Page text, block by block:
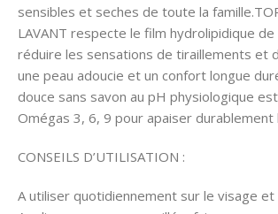
sensibles et seches de toute la
LAVANT respecte le film hydrolipidique
réduire les sensations de tiraillements et
une peau adoucie et un confort longue
douce sans savon au pH physiologique
Omégas 3, 6, 9 pour apaiser durablement
CONSEILS D’UTILISATION :
A utiliser quotidiennement sur le visage et